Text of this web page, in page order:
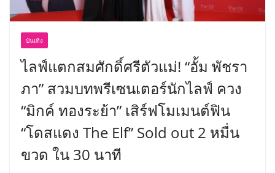
บันเทิง
ไลฟ์แตกสมศักดิ์ศรีตัวแม่! “อั้ม พัชรา
ภา” สวมบทพรีเซนเตอร์นักไลฟ์ ควง
“มิกค์ ทองระย้า” เสิร์ฟโมเมนต์ฟิน
“โดสแดง The Elf” Sold out 2 หมื่น
ขวด ใน 30 นาที